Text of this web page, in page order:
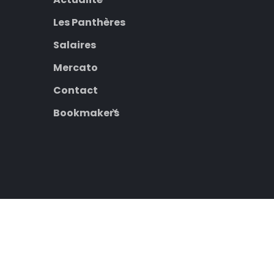
Les Panthères
Salaires
Mercato
Contact
Bookmakers